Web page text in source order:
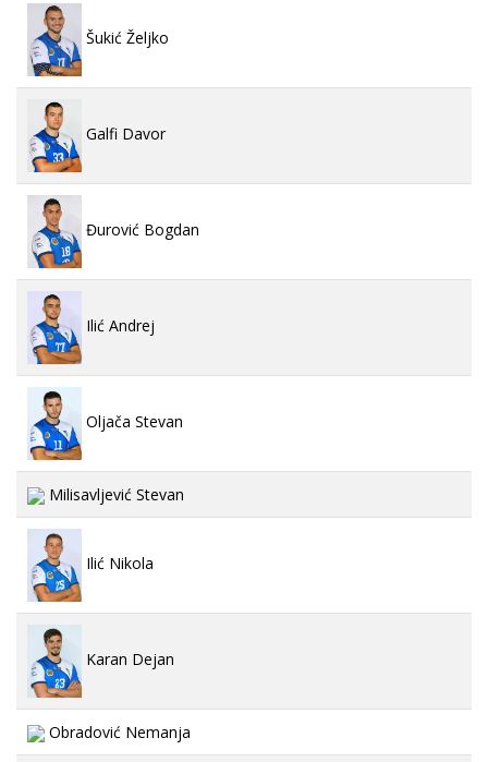
Šukić Željko
Galfi Davor
Đurović Bogdan
Ilić Andrej
Oljača Stevan
Milisavljević Stevan
Ilić Nikola
Karan Dejan
Obradović Nemanja